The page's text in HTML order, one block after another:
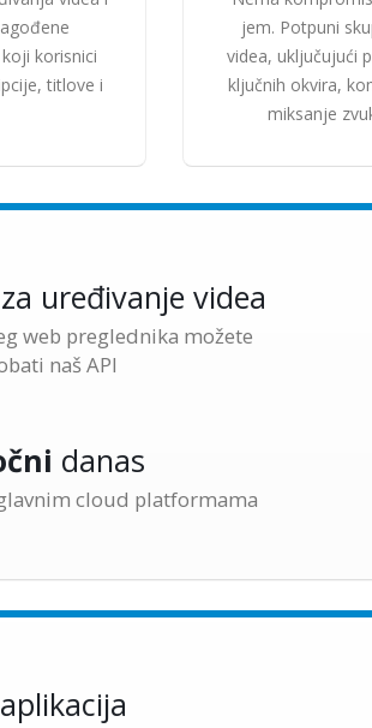
korisnici
titlove i
jem. Potpuni
videa, uključujući
ključnih okvira,
miksanje
uređivanje videa
web preglednika možete
naš API
danas
cloud platformama
aplikacija